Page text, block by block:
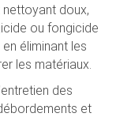
doux,
ou fongicide
éliminant les
les matériaux.
des
et